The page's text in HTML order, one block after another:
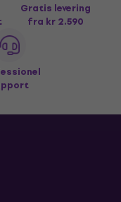
Gratis levering
fra kr 2.590